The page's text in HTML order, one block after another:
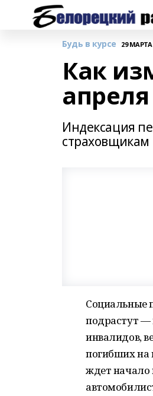
Будь в курсе 29 МАРТА
Как
апреля
Индексация
Социальные
подрастут —
инвалидов,
погибших на
ждет начало